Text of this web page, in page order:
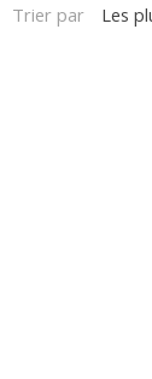
Trier par Les